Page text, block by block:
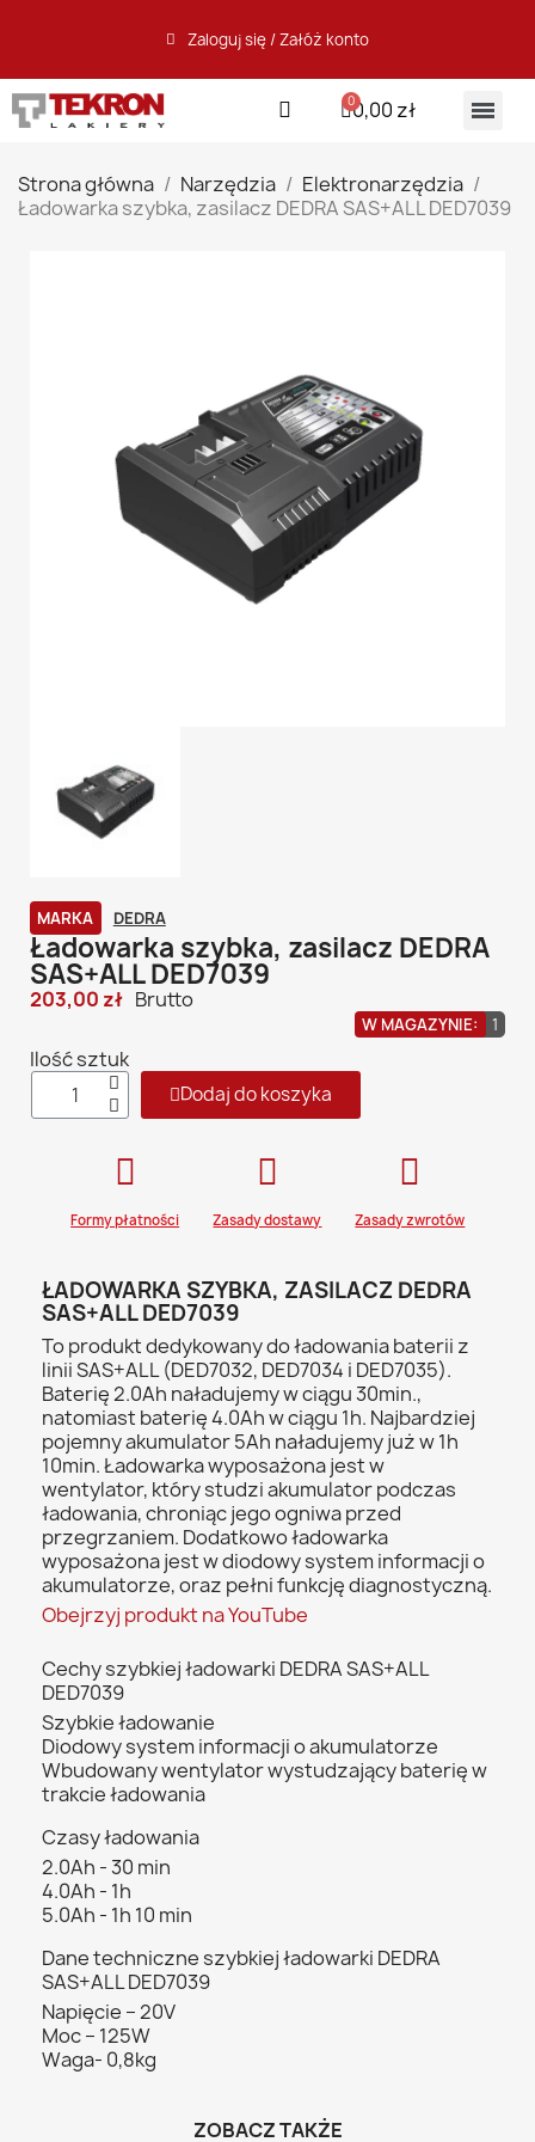
Zaloguj się / Załóż konto
0,00 zł
Strona główna Narzędzia
Elektronarzędzia
Ładowarka szybka, zasilacz DEDRA SAS+ALL DED7039
MARKA DEDRA
Ładowarka szybka, zasilacz DEDRA
SAS+ALL DED7039
203,00 zł Brutto
W MAGAZYNIE: 1
Ilość sztuk
Dodaj do koszyka
Formy płatności Zasady dostawy Zasady zwrotów
ŁADOWARKA SZYBKA, ZASILACZ DEDRA
SAS+ALL DED7039
To produkt dedykowany do ładowania baterii z
linii SAS+ALL (DED7032, DED7034 i DED7035).
Baterię 2.0Ah naładujemy w ciągu 30min.,
natomiast baterię 4.0Ah w ciągu 1h. Najbardziej
pojemny akumulator 5Ah naładujemy już w 1h
10min. Ładowarka wyposażona jest w
wentylator, który studzi akumulator podczas
ładowania, chroniąc jego ogniwa przed
przegrzaniem. Dodatkowo ładowarka
wyposażona jest w diodowy system informacji o
akumulatorze, oraz pełni funkcję diagnostyczną.
Obejrzyj produkt na YouTube
Cechy szybkiej ładowarki DEDRA SAS+ALL
DED7039
Szybkie ładowanie
Diodowy system informacji o akumulatorze
Wbudowany wentylator wystudzający baterię w
trakcie ładowania
Czasy ładowania
2.0Ah - 30 min
4.0Ah - 1h
5.0Ah - 1h 10 min
Dane techniczne szybkiej ładowarki DEDRA
SAS+ALL DED7039
Napięcie – 20V
Moc – 125W
Waga- 0,8kg
ZOBACZ TAKŻE